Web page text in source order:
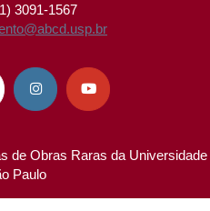
3091-1567
 
de Obras Raras da Universidade
Paulo